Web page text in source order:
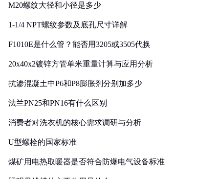
M20螺纹大径和小径是多少
1-1/4 NPT螺纹参数及底孔尺寸详解
F1010E是什么管？能否用3205或3505代换
20x40x2镀锌方管单米重量计算与应用分析
抗渗混凝土中P6和P8膨胀剂分别加多少
法兰PN25和PN16有什么区别
消费者对洗衣机的核心需求调研与分析
U型螺栓的国家标准
煤矿用电热取暖器是否符合防爆电气设备标准